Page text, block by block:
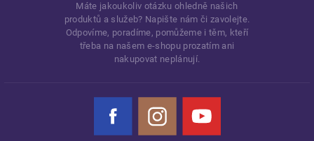
Máte jakoukoliv otázku ohledně našich
produktů a služeb? Napište nám či zavolejte.
Odpovíme, poradíme, pomůžeme i těm, kteří
třeba na našem e-shopu prozatím ani
nakupovat neplánují.
Facebook Instagram YouTube